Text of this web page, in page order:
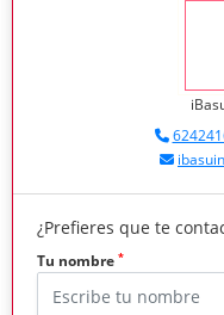
¿Prefieres que te
Tu nombre *